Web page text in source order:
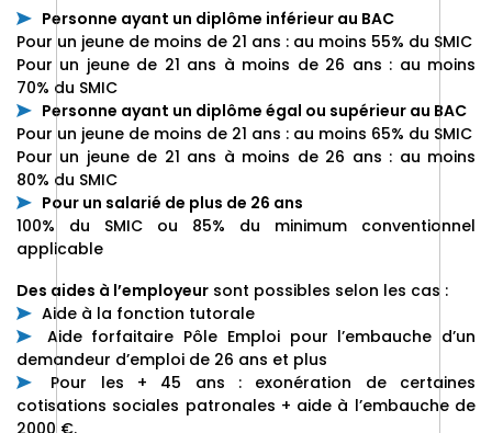
Personne ayant un diplôme inférieur au BAC
Pour un jeune de moins de 21 ans : au moins 55% du SMIC
Pour un jeune de 21 ans à moins de 26 ans : au moins
70% du SMIC
Personne ayant un diplôme égal ou supérieur au BAC
Pour un jeune de moins de 21 ans : au moins 65% du SMIC
Pour un jeune de 21 ans à moins de 26 ans : au moins
80% du SMIC
Pour un salarié de plus de 26 ans
100% du SMIC ou 85% du minimum conventionnel
applicable
Des aides à l’employeur sont possibles selon les cas :
Aide à la fonction tutorale
Aide forfaitaire Pôle Emploi pour l’embauche d’un
demandeur d’emploi de 26 ans et plus
Pour les + 45 ans : exonération de certaines
cotisations sociales patronales + aide à l’embauche de
2000 €.